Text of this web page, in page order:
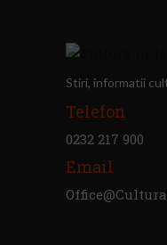
Stiri, informatii
Telefon
0232 217 900
Email